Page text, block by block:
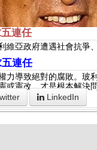
連任
維亞政府遭遇社會抗爭
連任
力導致絕對的腐敗。玻
或憲改，才是根本解決問
LinkedIn